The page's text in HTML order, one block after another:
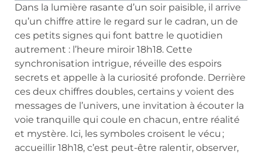
Dans la lumière rasante d’un soir paisible, il arrive
qu’un chiffre attire le regard sur le cadran, un de
ces petits signes qui font battre le quotidien
autrement : l’heure miroir 18h18. Cette
synchronisation intrigue, réveille des espoirs
secrets et appelle à la curiosité profonde. Derrière
ces deux chiffres doubles, certains y voient des
messages de l’univers, une invitation à écouter la
voie tranquille qui coule en chacun, entre réalité
et mystère. Ici, les symboles croisent le vécu ;
accueillir 18h18, c’est peut-être ralentir, observer,